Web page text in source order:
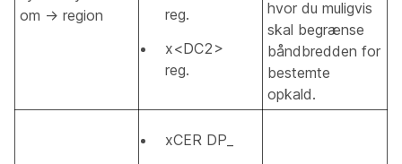
om → region
reg.
x<DC2>
reg.
hvor du muligvis
skal begrænse
båndbredden for
bestemte
opkald.
xCER DP_